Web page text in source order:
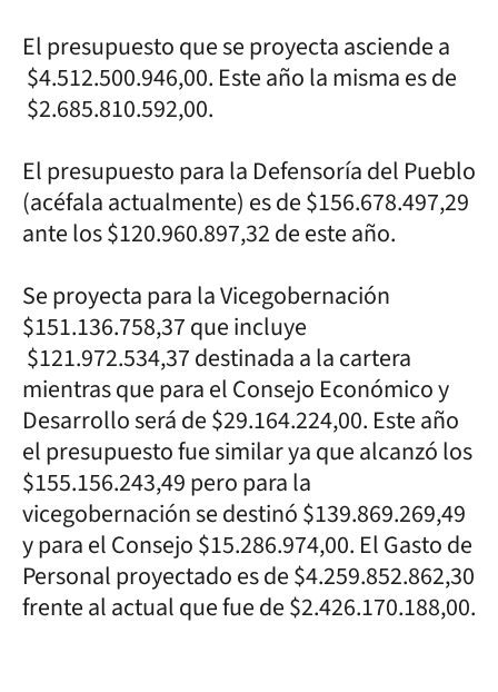
El presupuesto que se proyecta asciende a
$4.512.500.946,00. Este año la misma es de
$2.685.810.592,00.
El presupuesto para la Defensoría del Pueblo
(acéfala actualmente) es de $156.678.497,29
ante los $120.960.897,32 de este año.
Se proyecta para la Vicegobernación
$151.136.758,37 que incluye
$121.972.534,37 destinada a la cartera
mientras que para el Consejo Económico y
Desarrollo será de $29.164.224,00. Este año
el presupuesto fue similar ya que alcanzó los
$155.156.243,49 pero para la
vicegobernación se destinó $139.869.269,49
y para el Consejo $15.286.974,00. El Gasto de
Personal proyectado es de $4.259.852.862,30
frente al actual que fue de $2.426.170.188,00.